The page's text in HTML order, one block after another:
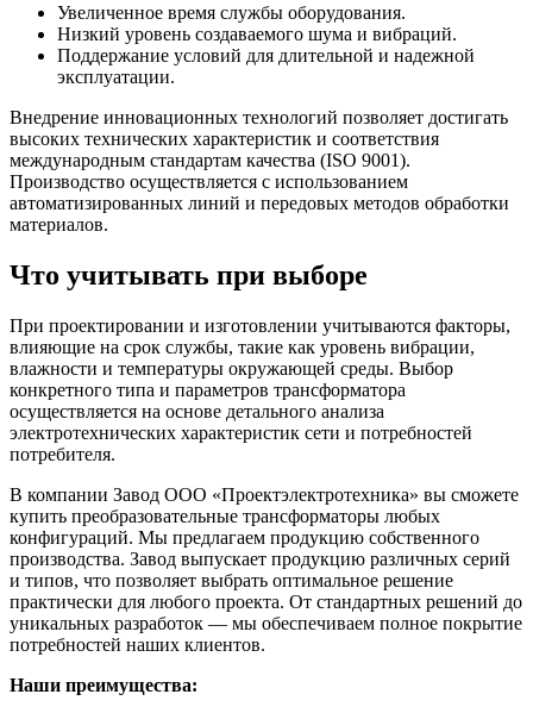
Увеличенное время службы оборудования.
Низкий уровень создаваемого шума и вибраций.
Поддержание условий для длительной и надежной
эксплуатации.
Внедрение инновационных технологий позволяет достигать
высоких технических характеристик и соответствия
международным стандартам качества (ISO 9001).
Производство осуществляется с использованием
автоматизированных линий и передовых методов обработки
материалов.
Что учитывать при выборе
При проектировании и изготовлении учитываются факторы,
влияющие на срок службы, такие как уровень вибрации,
влажности и температуры окружающей среды. Выбор
конкретного типа и параметров трансформатора
осуществляется на основе детального анализа
электротехнических характеристик сети и потребностей
потребителя.
В компании Завод ООО «Проектэлектротехника» вы сможете
купить преобразовательные трансформаторы любых
конфигураций. Мы предлагаем продукцию собственного
производства. Завод выпускает продукцию различных серий
и типов, что позволяет выбрать оптимальное решение
практически для любого проекта. От стандартных решений до
уникальных разработок — мы обеспечиваем полное покрытие
потребностей наших клиентов.
Наши преимущества: